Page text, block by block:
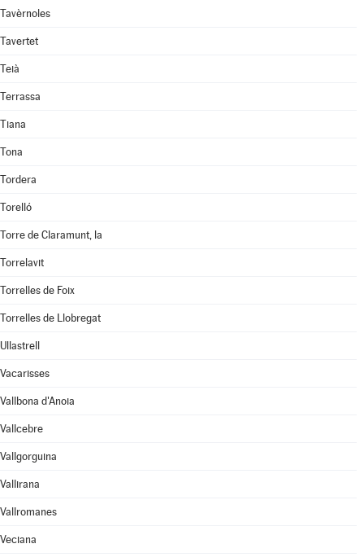
Tavèrnoles
Tavertet
Teià
Terrassa
Tiana
Tona
Tordera
Torelló
Torre de Claramunt, la
Torrelavit
Torrelles de Foix
Torrelles de Llobregat
Ullastrell
Vacarisses
Vallbona d'Anoia
Vallcebre
Vallgorguina
Vallirana
Vallromanes
Veciana